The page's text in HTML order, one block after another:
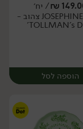
יח׳
₪/ יח׳
קערה JOSEPHINE צהוב -
הוספה לסל